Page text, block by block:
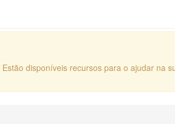
Estão disponíveis recursos para o ajudar na